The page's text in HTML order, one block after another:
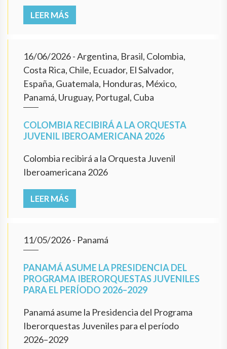
LEER MÁS
16/06/2026- Argentina, Brasil, Colombia,
Costa Rica, Chile, Ecuador, El Salvador,
España, Guatemala, Honduras, México,
Panamá, Uruguay, Portugal, Cuba
COLOMBIA RECIBIRÁ A LA ORQUESTA
JUVENIL IBEROAMERICANA 2026
Colombia recibirá a la Orquesta Juvenil
Iberoamericana 2026
LEER MÁS
11/05/2026- Panamá
PANAMÁ ASUME LA PRESIDENCIA DEL
PROGRAMA IBERORQUESTAS JUVENILES
PARA EL PERÍODO 2026–2029
Panamá asume la Presidencia del Programa
Iberorquestas Juveniles para el período
2026–2029